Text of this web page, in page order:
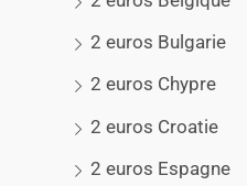
2 euros Bulgarie
2 euros Chypre
2 euros Croatie
2 euros Espagne